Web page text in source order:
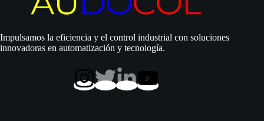
Electrobombas
2.0
HP
Hierro
Impulsamos la eficiencia y el control industrial con soluciones
innovadoras en automatización y tecnología.